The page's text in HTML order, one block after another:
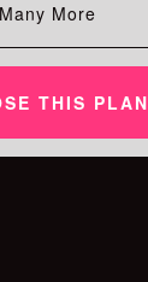
Many More
THIS PLAN